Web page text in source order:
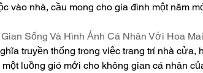
vào nhà, cầu mong cho gia đình một năm
Sống Và Hình Ảnh Cá Nhân Với Hoa
truyền thống trong việc trang trí nhà cửa,
luồng gió mới cho không gian cá nhân